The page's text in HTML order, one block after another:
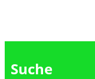
Suche